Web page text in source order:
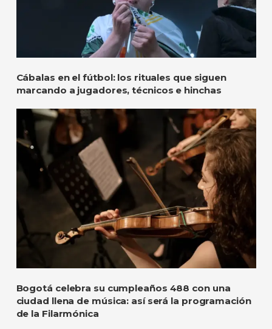
Cábalas en el fútbol: los rituales que siguen
marcando a jugadores, técnicos e hinchas
Bogotá celebra su cumpleaños 488 con una
ciudad llena de música: así será la programación
de la Filarmónica